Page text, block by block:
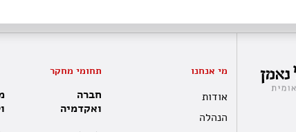
מי אנחנו
אודות
הנהלה
תחומי מחקר
חברה
ואקדמיה